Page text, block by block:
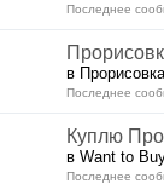
Последнее
в
Последнее
Куплю
в Want to
Последнее